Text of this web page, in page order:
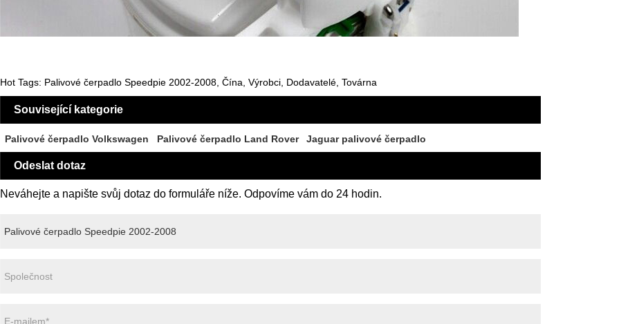
Hot Tags: Palivové čerpadlo Speedpie 2002-2008, Čína, Výrobci, Dodavatelé, Továrna
Související kategorie
Palivové čerpadlo Volkswagen Palivové čerpadlo Land Rover Jaguar palivové čerpadlo
Odeslat dotaz
Neváhejte a napište svůj dotaz do formuláře níže. Odpovíme vám do 24 hodin.